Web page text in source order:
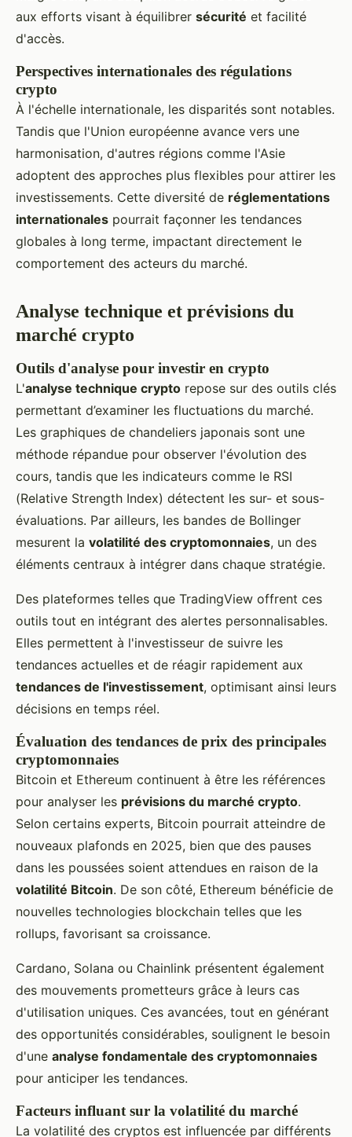
aux efforts visant à équilibrer sécurité et facilité
d'accès.
Perspectives internationales des régulations
crypto
À l'échelle internationale, les disparités sont notables.
Tandis que l'Union européenne avance vers une
harmonisation, d'autres régions comme l'Asie
adoptent des approches plus flexibles pour attirer les
investissements. Cette diversité de réglementations
internationales pourrait façonner les tendances
globales à long terme, impactant directement le
comportement des acteurs du marché.
Analyse technique et prévisions du
marché crypto
Outils d'analyse pour investir en crypto
L'analyse technique crypto repose sur des outils clés
permettant d’examiner les fluctuations du marché.
Les graphiques de chandeliers japonais sont une
méthode répandue pour observer l'évolution des
cours, tandis que les indicateurs comme le RSI
(Relative Strength Index) détectent les sur- et sous-
évaluations. Par ailleurs, les bandes de Bollinger
mesurent la volatilité des cryptomonnaies, un des
éléments centraux à intégrer dans chaque stratégie.
Des plateformes telles que TradingView offrent ces
outils tout en intégrant des alertes personnalisables.
Elles permettent à l'investisseur de suivre les
tendances actuelles et de réagir rapidement aux
tendances de l'investissement, optimisant ainsi leurs
décisions en temps réel.
Évaluation des tendances de prix des principales
cryptomonnaies
Bitcoin et Ethereum continuent à être les références
pour analyser les prévisions du marché crypto.
Selon certains experts, Bitcoin pourrait atteindre de
nouveaux plafonds en 2025, bien que des pauses
dans les poussées soient attendues en raison de la
volatilité Bitcoin. De son côté, Ethereum bénéficie de
nouvelles technologies blockchain telles que les
rollups, favorisant sa croissance.
Cardano, Solana ou Chainlink présentent également
des mouvements prometteurs grâce à leurs cas
d'utilisation uniques. Ces avancées, tout en générant
des opportunités considérables, soulignent le besoin
d'une analyse fondamentale des cryptomonnaies
pour anticiper les tendances.
Facteurs influant sur la volatilité du marché
La volatilité des cryptos est influencée par différents